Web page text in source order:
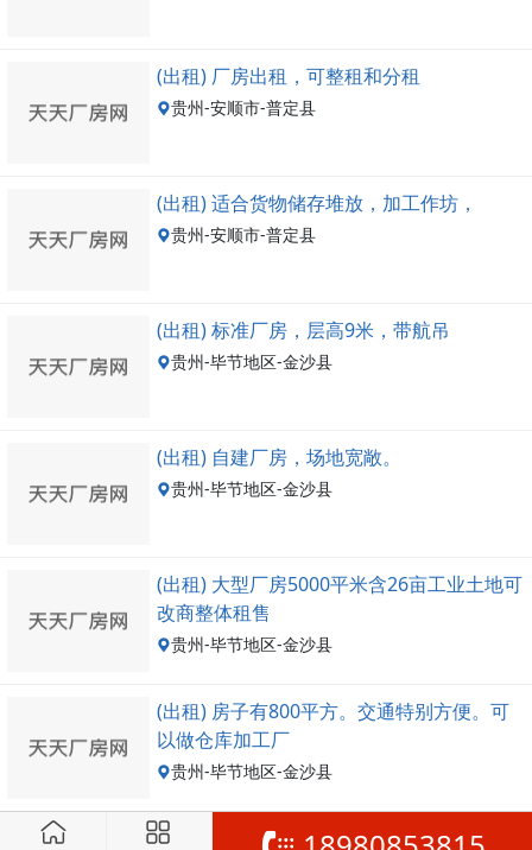
(出租) 厂房出租，可整租和分租
贵州-安顺市-普定县
(出租) 适合货物储存堆放，加工作坊，
贵州-安顺市-普定县
(出租) 标准厂房，层高9米，带航吊
贵州-毕节地区-金沙县
(出租) 自建厂房，场地宽敞。
贵州-毕节地区-金沙县
(出租) 大型厂房5000平米含26亩工业土地可
改商整体租售
贵州-毕节地区-金沙县
(出租) 房子有800平方。交通特别方便。可
以做仓库加工厂
贵州-毕节地区-金沙县